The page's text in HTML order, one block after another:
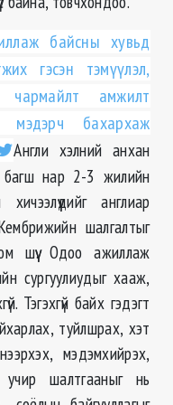
байсны хувьд
гэсэн тэмүүлэл,
чармайлт амжилт
мэдэрч бахархаж
Англи хэлний анхан
багш нар 2-3 жилийн
англиар
шалгалтыг
шүү. Одоо ажиллаж
сургуулиудыг хааж,
Тэгэхгүй байх гэдэгт
туйлшрах, хэт
мэдэмхийрэх,
шалтгааныг нь